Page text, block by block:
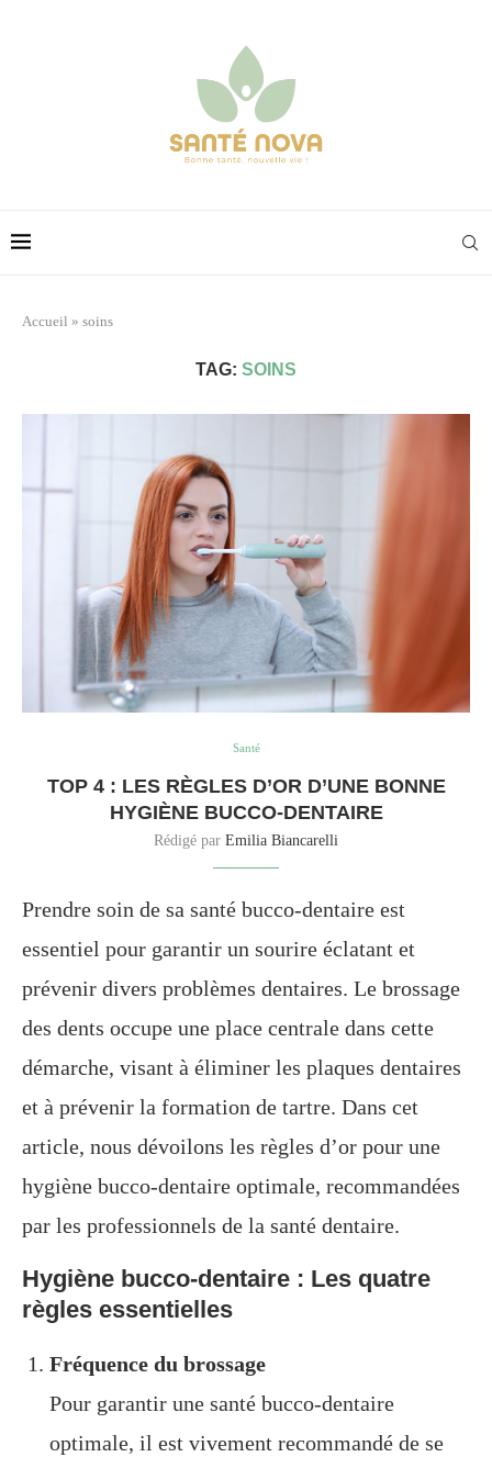
Accueil » soins
TAG: SOINS
Santé
TOP 4 : LES RÈGLES D’OR D’UNE BONNE
HYGIÈNE BUCCO-DENTAIRE
Rédigé par Emilia Biancarelli
Prendre soin de sa santé bucco-dentaire est
essentiel pour garantir un sourire éclatant et
prévenir divers problèmes dentaires. Le brossage
des dents occupe une place centrale dans cette
démarche, visant à éliminer les plaques dentaires
et à prévenir la formation de tartre. Dans cet
article, nous dévoilons les règles d’or pour une
hygiène bucco-dentaire optimale, recommandées
par les professionnels de la santé dentaire.
Hygiène bucco-dentaire : Les quatre
règles essentielles
Fréquence du brossage
Pour garantir une santé bucco-dentaire
optimale, il est vivement recommandé de se